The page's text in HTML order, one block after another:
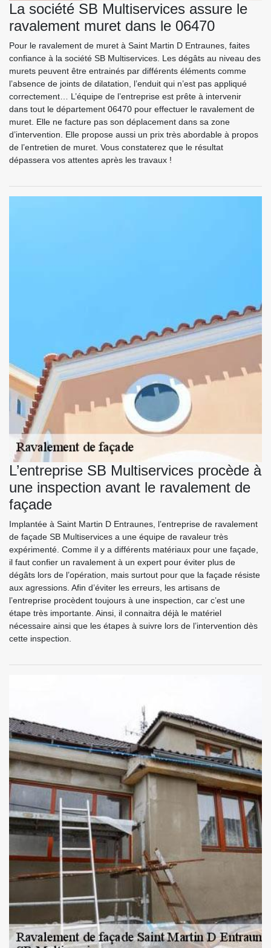
La société SB Multiservices assure le
ravalement muret dans le 06470
Pour le ravalement de muret à Saint Martin D Entraunes, faites
confiance à la société SB Multiservices. Les dégâts au niveau des
murets peuvent être entrainés par différents éléments comme
l’absence de joints de dilatation, l’enduit qui n’est pas appliqué
correctement… L’équipe de l’entreprise est prête à intervenir
dans tout le département 06470 pour effectuer le ravalement de
muret. Elle ne facture pas son déplacement dans sa zone
d’intervention. Elle propose aussi un prix très abordable à propos
de l’entretien de muret. Vous constaterez que le résultat
dépassera vos attentes après les travaux !
L’entreprise SB Multiservices procède à
une inspection avant le ravalement de
façade
Implantée à Saint Martin D Entraunes, l’entreprise de ravalement
de façade SB Multiservices a une équipe de ravaleur très
expérimenté. Comme il y a différents matériaux pour une façade,
il faut confier un ravalement à un expert pour éviter plus de
dégâts lors de l’opération, mais surtout pour que la façade résiste
aux agressions. Afin d’éviter les erreurs, les artisans de
l’entreprise procèdent toujours à une inspection, car c’est une
étape très importante. Ainsi, il connaitra déjà le matériel
nécessaire ainsi que les étapes à suivre lors de l’intervention dès
cette inspection.